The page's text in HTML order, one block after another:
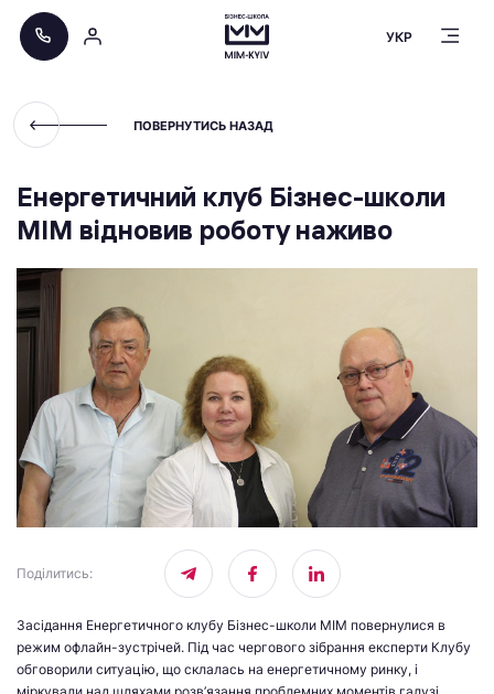
УКР
ПОВЕРНУТИСЬ НАЗАД
Енергетичний клуб Бізнес-школи
МІМ відновив роботу наживо
Поділитись:
Засідання Енергетичного клубу Бізнес-школи МІМ повернулися в
режим офлайн-зустрічей. Під час чергового зібрання експерти Клубу
обговорили ситуацію, що склалась на енергетичному ринку, і